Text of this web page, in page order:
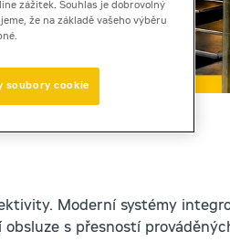
Moderní systémy
s přesností
zážitek. Souhlas je dobrovolný
že na základě vašeho výběru
soubory cookie